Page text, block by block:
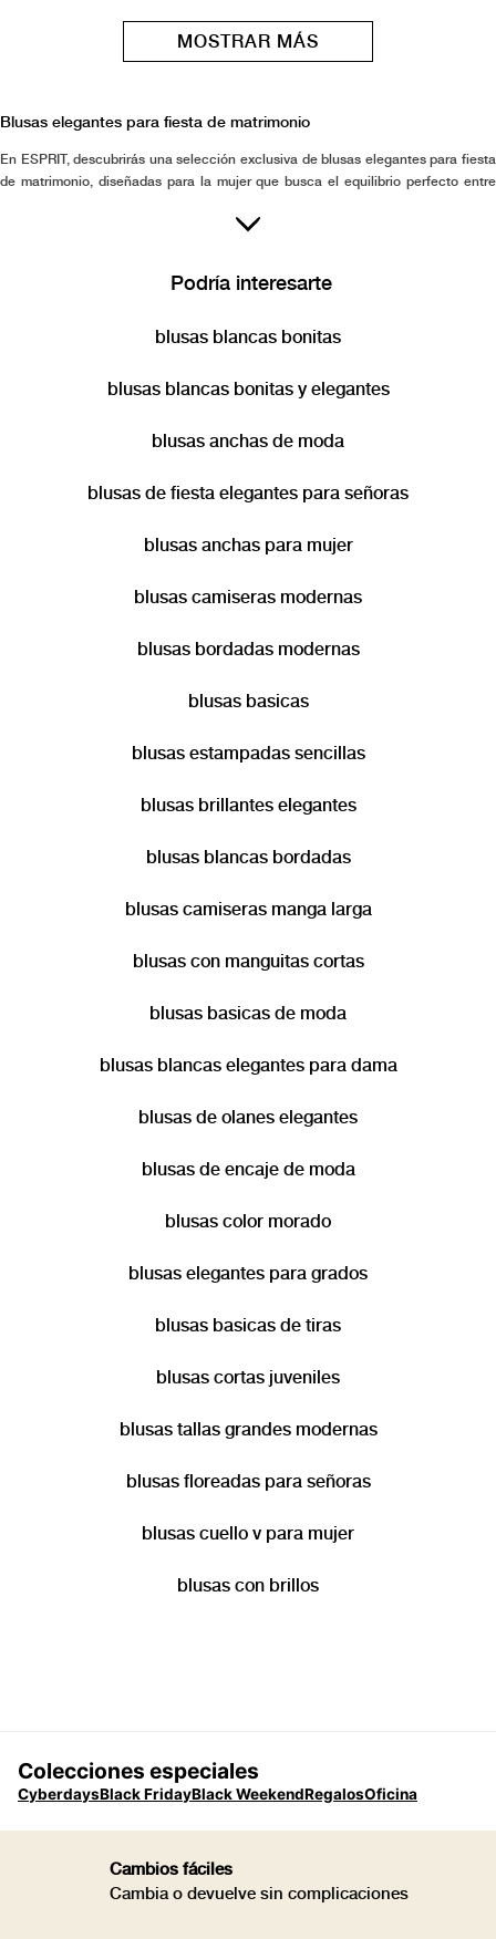
MOSTRAR MÁS
Blusas elegantes para fiesta de matrimonio
En ESPRIT, descubrirás una selección exclusiva de blusas elegantes para fiesta
de matrimonio, diseñadas para la mujer que busca el equilibrio perfecto entre
adapta a las ocasiones más especiales, permitiendo lucir con seguridad y
prendas en las que puedes confiar y sentirte inspirada. Con ESPRIT, encuentras
brindándote piezas versátiles y distintivas para celebrar con elegancia en bodas
Podría interesarte
blusas blancas bonitas
blusas blancas bonitas y elegantes
blusas anchas de moda
blusas de fiesta elegantes para señoras
blusas anchas para mujer
blusas camiseras modernas
blusas bordadas modernas
blusas basicas
blusas estampadas sencillas
blusas brillantes elegantes
blusas blancas bordadas
blusas camiseras manga larga
blusas con manguitas cortas
blusas basicas de moda
blusas blancas elegantes para dama
blusas de olanes elegantes
blusas de encaje de moda
blusas color morado
blusas elegantes para grados
blusas basicas de tiras
blusas cortas juveniles
blusas tallas grandes modernas
blusas floreadas para señoras
blusas cuello v para mujer
blusas con brillos
Colecciones especiales
CyberdaysBlack FridayBlack WeekendRegalosOficina
Cambios fáciles
Cambia o devuelve sin complicaciones